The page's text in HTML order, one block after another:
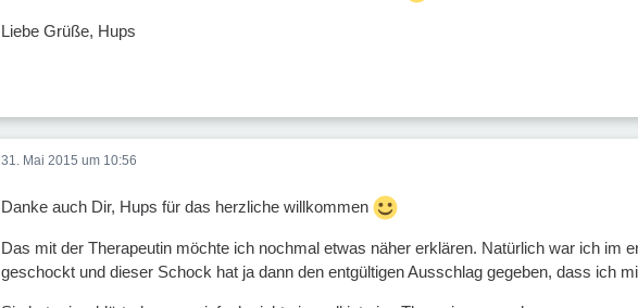
Liebe Grüße, Hups
31. Mai 2015 um 10:56
Danke auch Dir, Hups für das herzliche willkommen
Das mit der Therapeutin möchte ich nochmal etwas näher erklären. Natürlich war ich im
geschockt und dieser Schock hat ja dann den entgültigen Ausschlag gegeben, dass ich